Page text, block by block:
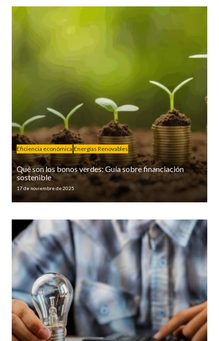
Eficiencia económica Energías Renovables
Qué son los bonos verdes: Guía sobre financiación
sostenible
17 de noviembre de 2025